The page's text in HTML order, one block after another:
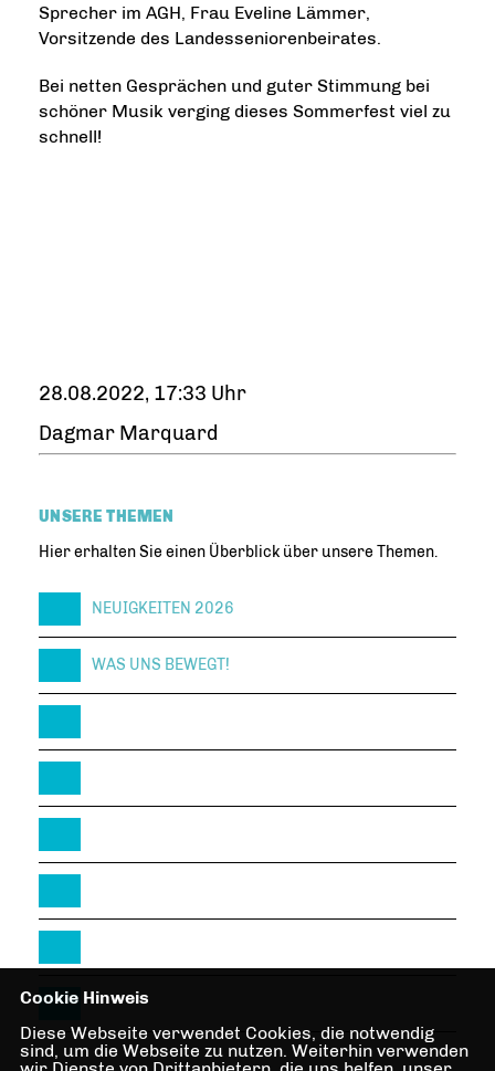
Sprecher im AGH, Frau Eveline Lämmer,
Vorsitzende des Landesseniorenbeirates.
Bei netten Gesprächen und guter Stimmung bei
schöner Musik verging dieses Sommerfest viel zu
schnell!
28.08.2022, 17:33 Uhr
Dagmar Marquard
UNSERE THEMEN
Hier erhalten Sie einen Überblick über unsere Themen.
NEUIGKEITEN 2026
WAS UNS BEWEGT!
Cookie Hinweis
Diese Webseite verwendet Cookies, die notwendig
sind, um die Webseite zu nutzen. Weiterhin verwenden